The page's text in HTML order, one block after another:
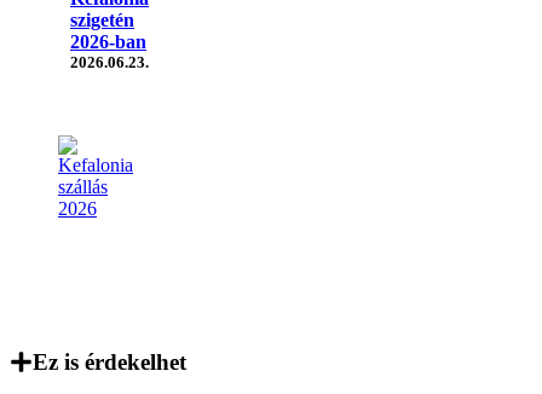
szigetén
2026-ban
2026.06.23.
Ez is érdekelhet